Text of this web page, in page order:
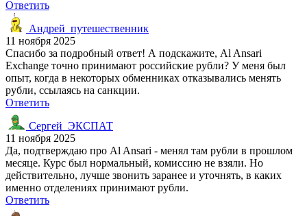
Ответить
Андрей_путешественник
11 ноября 2025
Спасибо за подробный ответ! А подскажите, Al Ansari
Exchange точно принимают российские рубли? У меня был
опыт, когда в некоторых обменниках отказывались менять
рубли, ссылаясь на санкции.
Ответить
Сергей_ЭКСПАТ
11 ноября 2025
Да, подтверждаю про Al Ansari - менял там рубли в прошлом
месяце. Курс был нормальный, комиссию не взяли. Но
действительно, лучше звонить заранее и уточнять, в каких
именно отделениях принимают рубли.
Ответить